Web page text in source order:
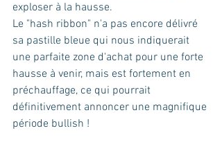
exploser à la hausse.
Le "hash ribbon" n'a pas encore délivré
sa pastille bleue qui nous indiquerait
une parfaite zone d'achat pour une forte
hausse à venir, mais est fortement en
préchauffage, ce qui pourrait
définitivement annoncer une magnifique
période bullish !